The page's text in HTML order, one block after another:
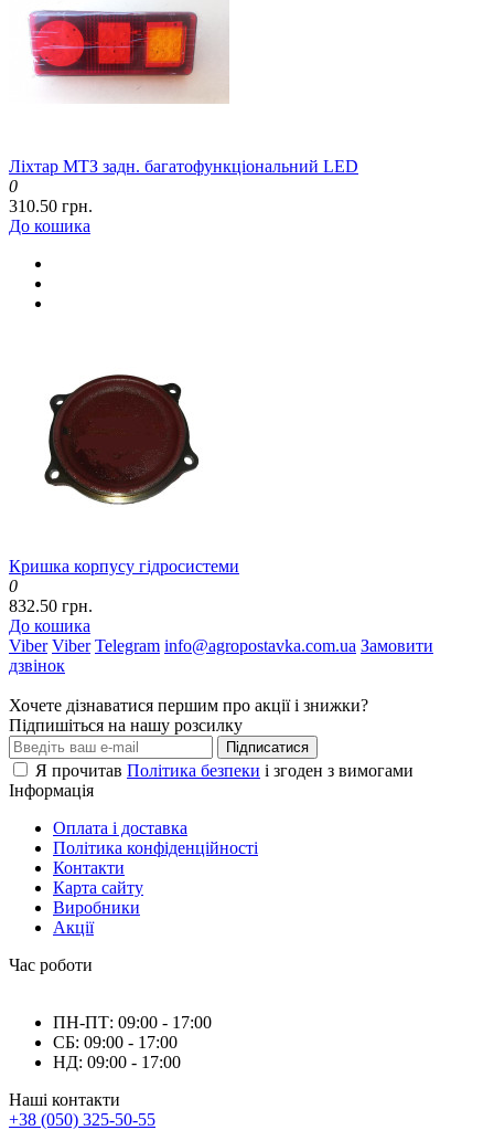
Ліхтар МТЗ задн. багатофункціональний LED
0
310.50 грн.
До кошика
Кришка корпусу гідросистеми
0
832.50 грн.
До кошика
Viber Viber Telegram info@agropostavka.com.ua Замовити
дзвінок
Хочете дізнаватися першим про акції і знижки?
Підпишіться на нашу розсилку
Підписатися
Я прочитав Політика безпеки і згоден з вимогами
Інформація
Оплата і доставка
Політика конфіденційності
Контакти
Карта сайту
Виробники
Акції
Час роботи
ПН-ПТ: 09:00 - 17:00
СБ: 09:00 - 17:00
НД: 09:00 - 17:00
Наші контакти
+38 (050) 325-50-55